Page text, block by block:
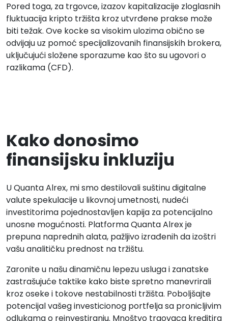
Pored toga, za trgovce, izazov kapitalizacije zloglasnih
fluktuacija kripto tržišta kroz utvrđene prakse može
biti težak. Ove kocke sa visokim ulozima obično se
odvijaju uz pomoć specijalizovanih finansijskih brokera,
uključujući složene sporazume kao što su ugovori o
razlikama (CFD).
Kako donosimo
finansijsku inkluziju
U Quanta Alrex, mi smo destilovali suštinu digitalne
valute spekulacije u likovnoj umetnosti, nudeći
investitorima pojednostavljen kapija za potencijalno
unosne mogućnosti. Platforma Quanta Alrex je
prepuna naprednih alata, pažljivo izrađenih da izoštri
vašu analitičku prednost na tržištu.
Zaronite u našu dinamičnu lepezu usluga i zanatske
zastrašujuće taktike kako biste spretno manevrirali
kroz oseke i tokove nestabilnosti tržišta. Poboljšajte
potencijal vašeg investicionog portfelja sa pronicljivim
odlukama o reinvestiranju. Mnoštvo trgovaca kreditira